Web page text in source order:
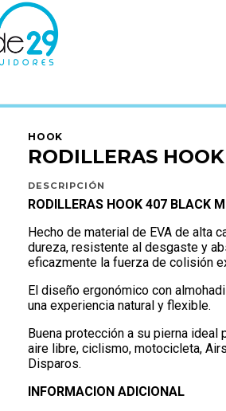
HOOK
RODILLERAS
DESCRIPCIÓN
RODILLERAS HOOK 407 BLACK M
Hecho de material de EVA de alta
dureza, resistente al desgaste y
eficazmente la fuerza de colisión
El diseño ergonómico con
una experiencia natural y flexible.
Buena protección a su pierna
aire libre, ciclismo, motocicleta,
Disparos.
INFORMACION ADICIONAL